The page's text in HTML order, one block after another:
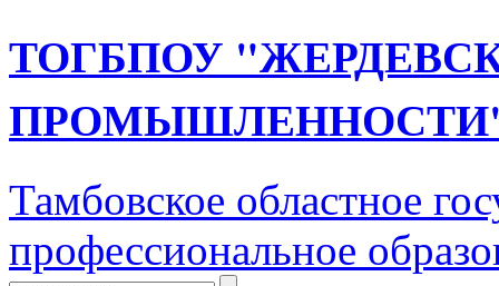
ТОГБПОУ
Тамбовское областное
профессиональное